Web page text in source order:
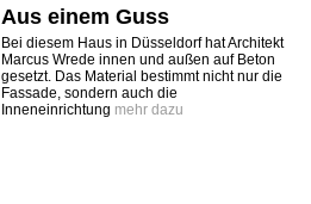
Aus einem Guss
Bei diesem Haus in Düsseldorf hat Architekt
Marcus Wrede innen und außen auf Beton
gesetzt. Das Material bestimmt nicht nur die
Fassade, sondern auch die
Inneneinrichtung mehr dazu